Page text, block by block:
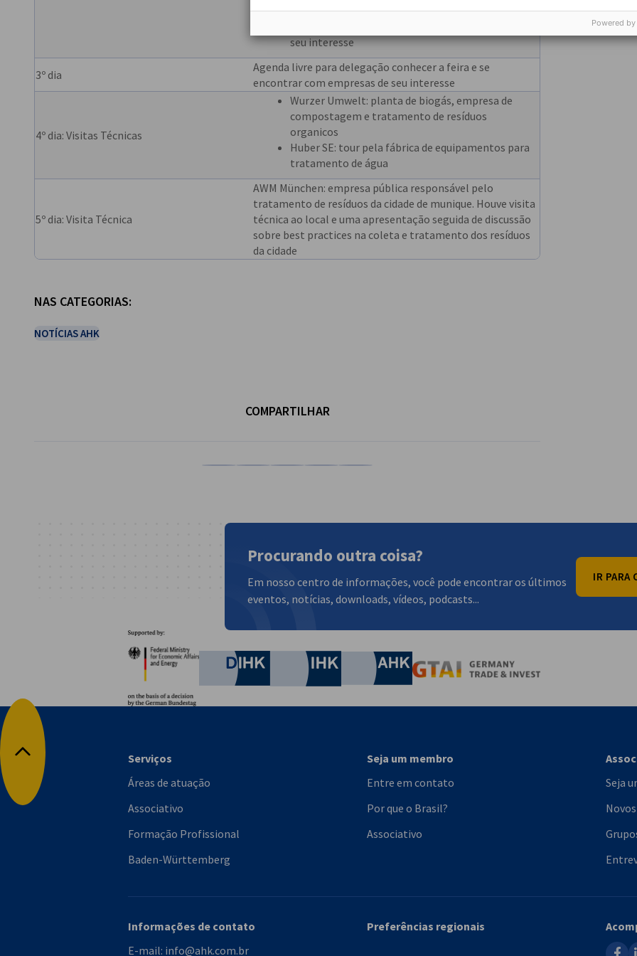
Posteriormente agenda livre para delegação
seu interesse
3º dia
Agenda livre para delegação conhecer a feira e se
encontrar com empresas de seu interesse
4º dia: Visitas Técnicas
Wurzer Umwelt: planta de biogás, empresa de
compostagem e tratamento de resíduos
organicos
Huber SE: tour pela fábrica de equipamentos para
tratamento de água
5º dia: Visita Técnica
AWM München: empresa pública responsável pelo
tratamento de resíduos da cidade de munique. Houve visita
técnica ao local e uma apresentação seguida de discussão
sobre best practices na coleta e tratamento dos resíduos
da cidade
NAS CATEGORIAS:
NOTÍCIAS AHK
COMPARTILHAR
Procurando outra coisa?
Em nosso centro de informações, você pode encontrar os últimos
eventos, notícias, downloads, vídeos, podcasts...
IR PARA
German Chamber of Commerce and Industry
Chamber of Commerce and Industry
AHK.de
Voltar para o topo
Serviços
Áreas de atuação
Associativo
Formação Profissional
Baden-Württemberg
Seja um membro
Entre em contato
Por que o Brasil?
Associativo
Seja
Informações de contato
E-mail: info@ahk.com.br
Preferências regionais
Powered by